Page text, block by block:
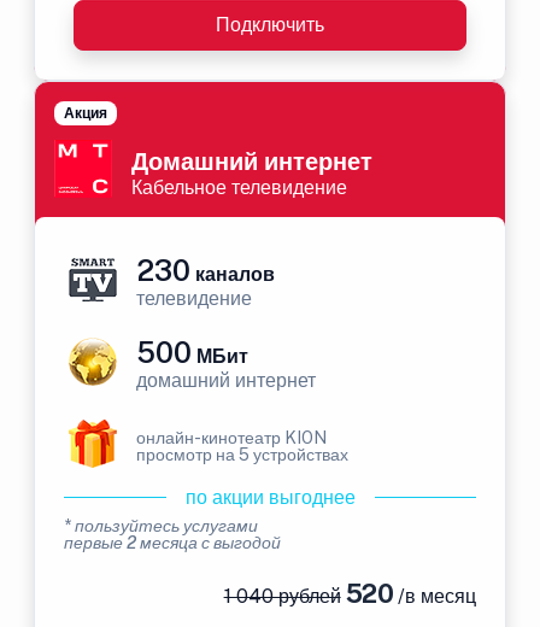
Подключить
Домашний интернет
Кабельное телевидение
Акция
230 каналов
телевидение
500 МБит
домашний интернет
онлайн-кинотеатр KION
просмотр на 5 устройствах
по акции выгоднее
* пользуйтесь услугами
первые 2 месяца с выгодой
1 040 рублей520 /в месяц